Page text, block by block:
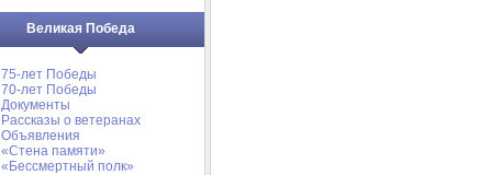
Великая Победа
75-лет Победы
70-лет Победы
Документы
Рассказы о ветеранах
Объявления
«Стена памяти»
«Бессмертный полк»